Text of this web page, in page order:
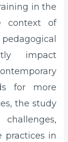
in the
context of
impact
for more
the study
practices in